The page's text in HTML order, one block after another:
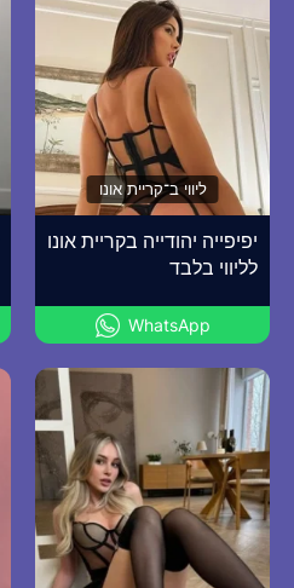
ליווי ב־קריית אונו
יפיפייה יהודייה בקריית אונו
לליווי בלבד
WhatsApp